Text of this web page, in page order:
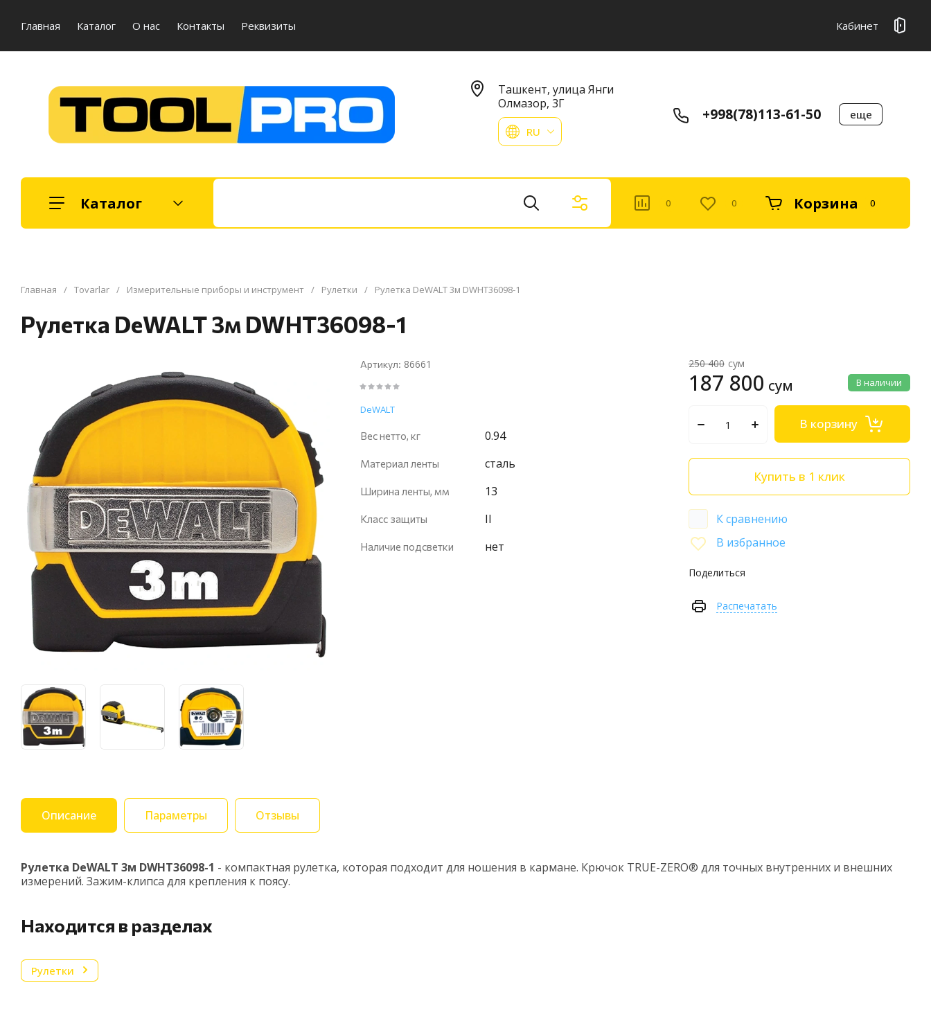
Главная Каталог О нас Контакты Реквизиты Кабинет
Ташкент, улица Янги
Олмазор, 3Г
RU
+998(78)113-61-50 еще
Каталог 0 0 Корзина 0
Главная / Tovarlar / Измерительные приборы и инструмент / Рулетки / Рулетка DeWALT 3м DWHT36098-1
Рулетка DeWALT 3м DWHT36098-1
Артикул: 86661
DeWALT
Вес нетто, кг 0.94
Материал ленты сталь
Ширина ленты, мм 13
Класс защиты II
Наличие подсветки нет
В наличии
250 400 сум
187 800 сум
В корзину
Купить в 1 клик
К сравнению
В избранное
Поделиться
Распечатать
Описание Параметры Отзывы
Рулетка DeWALT 3м DWHT36098-1 - компактная рулетка, которая подходит для ношения в кармане. Крючок TRUE-ZERO® для точных внутренних и внешних
измерений. Зажим-клипса для крепления к поясу.
Находится в разделах
Рулетки